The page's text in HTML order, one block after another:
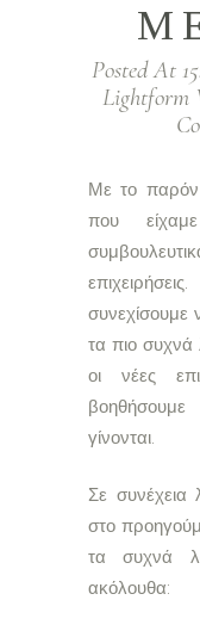
Posted At
Lightform
Με το παρόν
που
τα πιο συχνά
οι νέες
γίνονται.
Σε συνέχεια
στο
τα συχνά
ακόλουθα: